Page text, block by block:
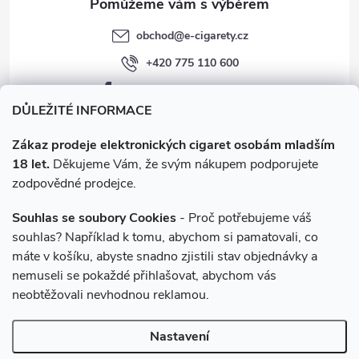
DŮLEŽITÉ INFORMACE
Zákaz prodeje elektronických cigaret osobám mladším
18 let. Děkujeme Vám, že svým nákupem podporujete
zodpovědné prodejce.
Souhlas se soubory Cookies - Proč potřebujeme váš
souhlas? Například k tomu, abychom si pamatovali, co
máte v košíku, abyste snadno zjistili stav objednávky a
nemuseli se pokaždé přihlašovat, abychom vás
neobtěžovali nevhodnou reklamou.
Nastavení
obchod@e-cigarety.cz
+420 775 110 600
facebook.com/e-cigarety.cz
Instagram
e-cigarety.cz. Všechna práva vyhrazena.
nastavení cookies